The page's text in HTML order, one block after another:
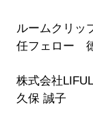
ルームクリッ
任フェロー
株式会社
久保 誠子